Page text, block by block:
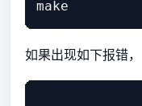
如果出现如下报错，